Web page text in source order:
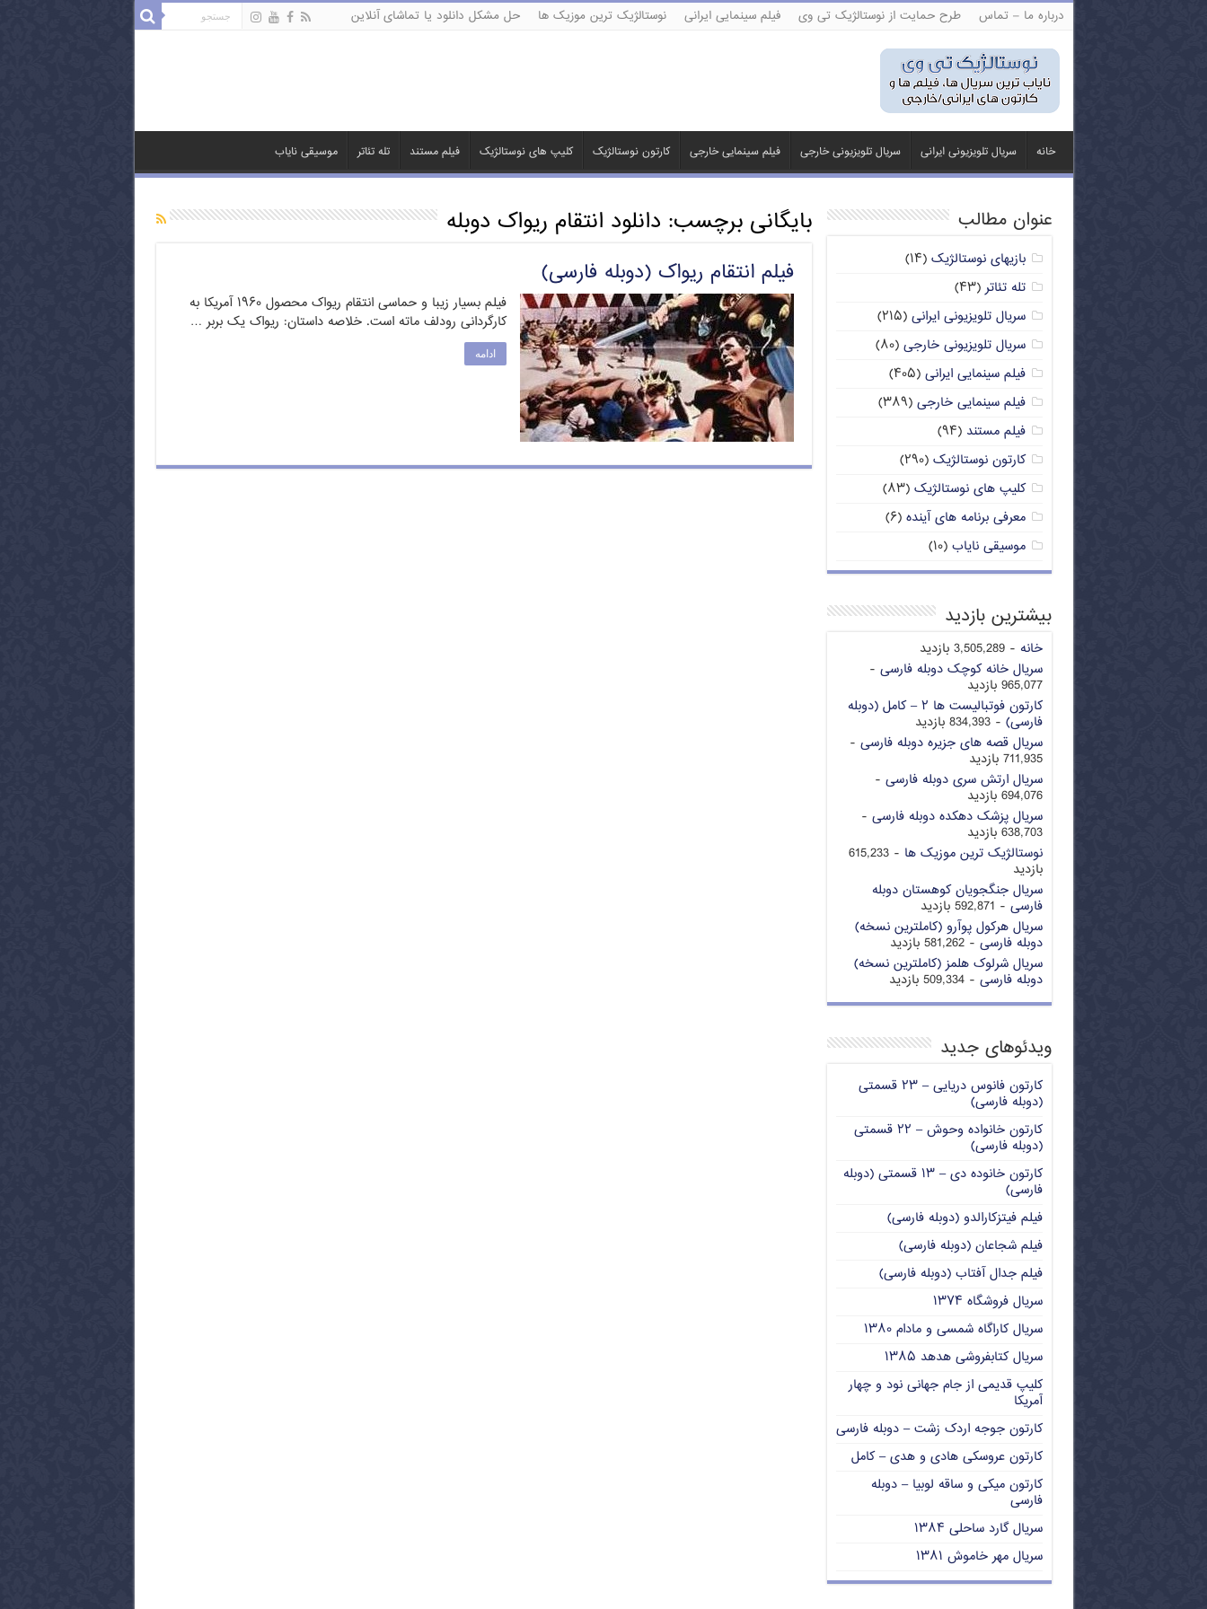
درباره ما – تماس طرح حمایت از نوستالژیک تی وی فیلم سینمایی ایرانی نوستالژیک ترین موزیک ها حل مشکل دانلود یا تماشای آنلاین
خانه سریال تلویزیونی ایرانی سریال تلویزیونی خارجی فیلم سینمایی خارجی کارتون نوستالژیک کلیپ های نوستالژیک فیلم مستند تله تئاتر موسیقی نایاب
بایگانی برچسب: دانلود انتقام ریواک دوبله
فیلم انتقام ریواک (دوبله فارسی)
فیلم بسیار زیبا و حماسی انتقام ریواک محصول ۱۹۶۰ آمریکا به
کارگردانی رودلف ماته است. خلاصه داستان: ریواک یک بربر …
ادامه
عنوان مطالب
بازیهای نوستالژیک (۱۴)
تله تئاتر(۴۳)
سریال تلویزیونی ایرانی (۲۱۵)
سریال تلویزیونی خارجی (۸۰)
فیلم سینمایی ایرانی (۴۰۵)
فیلم سینمایی خارجی (۳۸۹)
فیلم مستند (۹۴)
کارتون نوستالژیک (۲۹۰)
کلیپ های نوستالژیک (۸۳)
معرفی برنامه های آینده (۶)
موسیقی نایاب (۱۰)
بیشترین بازدید
خانه - 3,505,289 بازدید
سریال خانه کوچک دوبله فارسی -
965,077 بازدید
کارتون فوتبالیست ها ۲ – کامل (دوبله
فارسی) - 834,393 بازدید
سریال قصه های جزیره دوبله فارسی -
711,935 بازدید
سریال ارتش سری دوبله فارسی -
694,076 بازدید
سریال پزشک دهکده دوبله فارسی -
638,703 بازدید
نوستالژیک ترین موزیک ها
- 615,233
بازدید
سریال جنگجویان کوهستان دوبله
فارسی - 592,871 بازدید
سریال هرکول پوآرو (کاملترین نسخه)
دوبله فارسی - 581,262 بازدید
سریال شرلوک هلمز (کاملترین نسخه)
دوبله فارسی - 509,334 بازدید
ویدئوهای جدید
کارتون فانوس دریایی – ۲۳ قسمتی
(دوبله فارسی)
کارتون خانواده وحوش – ۲۲ قسمتی
(دوبله فارسی)
کارتون خانوده دی – ۱۳ قسمتی (دوبله
فارسی)
فیلم فیتزکارالدو (دوبله فارسی)
فیلم شجاعان (دوبله فارسی)
فیلم جدال آفتاب (دوبله فارسی)
سریال فروشگاه ۱۳۷۴
سریال کاراگاه شمسی و مادام ۱۳۸۰
سریال کتابفروشی هدهد ۱۳۸۵
کلیپ قدیمی از جام جهانی نود و چهار
آمریکا
کارتون جوجه اردک زشت – دوبله فارسی
کارتون عروسکی هادی و هدی – کامل
کارتون میکی و ساقه لوبیا – دوبله
فارسی
سریال گارد ساحلی ۱۳۸۴
سریال مهر خاموش ۱۳۸۱